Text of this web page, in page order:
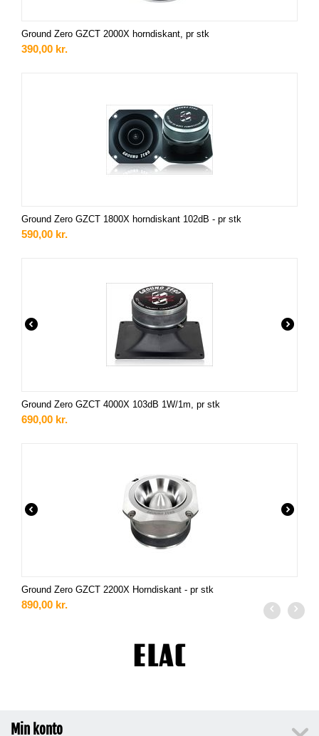
Ground Zero GZCT 2000X horndiskant, pr stk
390,00 kr.
Ground Zero GZCT 1800X horndiskant 102dB - pr stk
590,00 kr.
Ground Zero GZCT 4000X 103dB 1W/1m, pr stk
690,00 kr.
Ground Zero GZCT 2200X Horndiskant - pr stk
890,00 kr.
Min konto